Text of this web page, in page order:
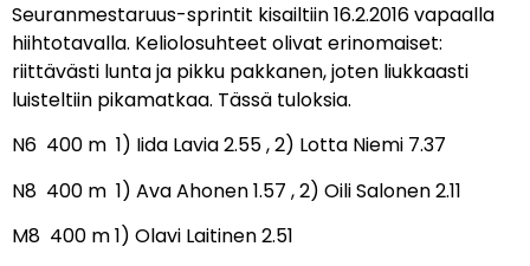
Seuranmestaruus-sprintit kisailtiin 16.2.2016 vapaalla
hiihtotavalla. Keliolosuhteet olivat erinomaiset:
riittävästi lunta ja pikku pakkanen, joten liukkaasti
luisteltiin pikamatkaa. Tässä tuloksia.
N6 400 m 1) Iida Lavia 2.55 , 2) Lotta Niemi 7.37
N8 400 m 1) Ava Ahonen 1.57 , 2) Oili Salonen 2.11
M8 400 m 1) Olavi Laitinen 2.51